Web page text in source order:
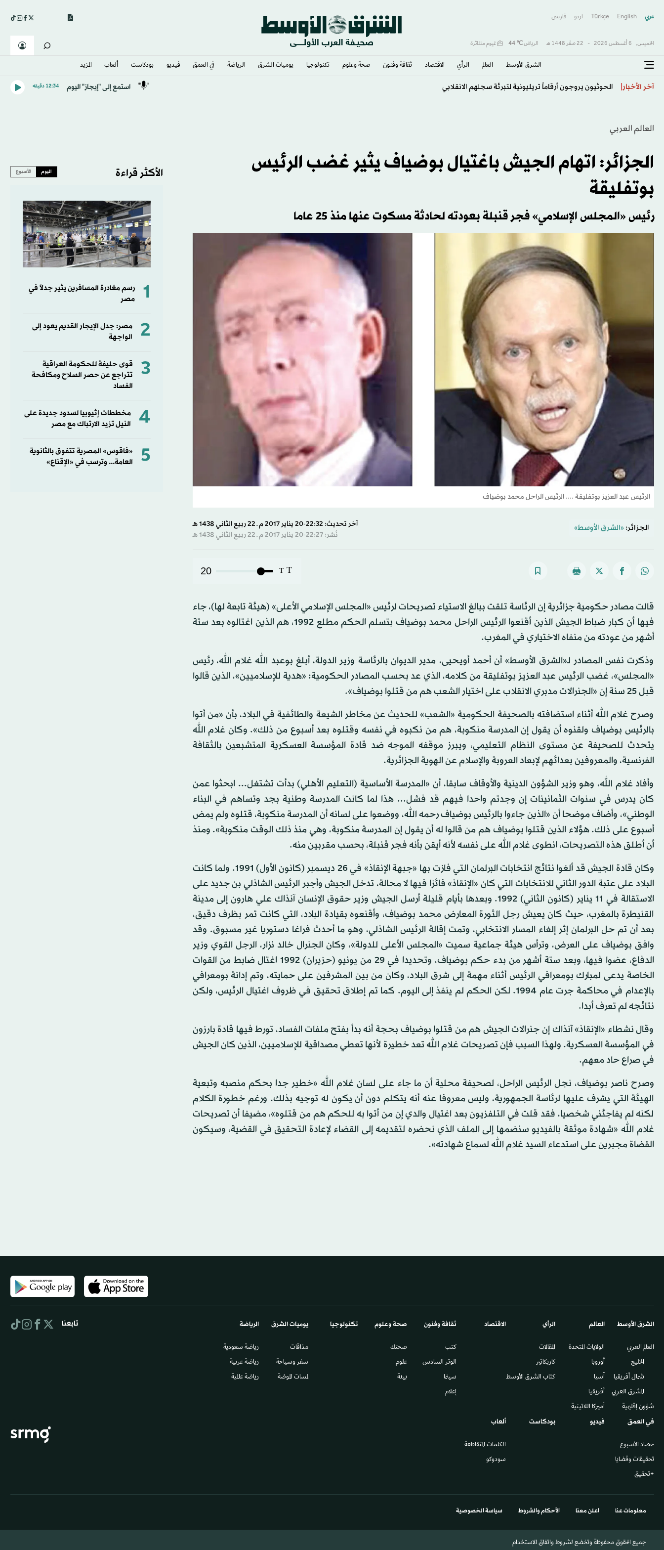
عربي English
Türkçe اردو فارسى
الخميس, 6 أغسطس 2026 - 22 صفَر 1448 هـ الرياض℃
44 غيوم متناثرة
الشرق الأوسط​ العالم الرأي الاقتصاد ثقافة وفنون صحة وعلوم تكنولوجيا يوميات الشرق​ الرياضة في العمق فيديو بودكاست ألعاب المزيد
آخر الأخبار
اليمن: الانقلابيون يكرّسون نهج الاستيلاء على الأملاك العامة في إب
استمع إلى "إيجاز" اليوم 12:34 دقيقه
العالم العربي
الجزائر: اتهام الجيش باغتيال بوضياف يثير غضب الرئيس
بوتفليقة
رئيس «المجلس الإسلامي» فجر قنبلة بعودته لحادثة مسكوت عنها منذ 25 عاما
الرئيس عبد العزيز بوتفليقة .... الرئيس الراحل محمد بوضياف
الجزائر: «الشرق الأوسط»
آخر تحديث: 22:32-20 يناير 2017 م ـ 22 ربيع الثاني 1438 هـ
نُشر: 22:27-20 يناير 2017 م ـ 22 ربيع الثاني 1438 هـ
T
T
20
قالت مصادر حكومية جزائرية إن الرئاسة تلقت ببالغ الاستياء تصريحات لرئيس «المجلس الإسلامي الأعلى» (هيئة تابعة لها)، جاء
فيها أن كبار ضباط الجيش الذين أقنعوا الرئيس الراحل محمد بوضياف بتسلم الحكم مطلع 1992، هم الذين اغتالوه بعد ستة
أشهر من عودته من منفاه الاختياري في المغرب.
وذكرت نفس المصادر لـ«الشرق الأوسط» أن أحمد أويحيى، مدير الديوان بالرئاسة وزير الدولة، أبلغ بوعبد الله غلام الله، رئيس
«المجلس»، غضب الرئيس عبد العزيز بوتفليقة من كلامه، الذي عد بحسب المصادر الحكومية: «هدية للإسلاميين»، الذين قالوا
قبل 25 سنة إن «الجنرالات مدبري الانقلاب على اختيار الشعب هم من قتلوا بوضياف».
وصرح غلام الله أثناء استضافته بالصحيفة الحكومية «الشعب» للحديث عن مخاطر الشيعة والطائفية في البلاد، بأن «من أتوا
بالرئيس بوضياف ولقنوه أن يقول إن المدرسة منكوبة، هم من نكبوه في نفسه وقتلوه بعد أسبوع من ذلك». وكان غلام الله
يتحدث للصحيفة عن مستوى النظام التعليمي، ويبرز موقفه الموجه ضد قادة المؤسسة العسكرية المتشبعين بالثقافة
الفرنسية، والمعروفين بعدائهم لإبعاد العروبة والإسلام عن الهوية الجزائرية.
وأفاد غلام الله، وهو وزير الشؤون الدينية والأوقاف سابقا، أن «المدرسة الأساسية (التعليم الأهلي) بدأت تشتغل... ابحثوا عمن
كان يدرس في سنوات الثمانينات إن وجدتم واحدا فيهم قد فشل... هذا لما كانت المدرسة وطنية بجد وتساهم في البناء
الوطني»، وأضاف موضحا أن «الذين جاءوا بالرئيس بوضياف رحمه الله، ووضعوا على لسانه أن المدرسة منكوبة، قتلوه ولم يمض
أسبوع على ذلك. هؤلاء الذين قتلوا بوضياف هم من قالوا له أن يقول إن المدرسة منكوبة، وهي منذ ذلك الوقت منكوبة». ومنذ
أن أطلق هذه التصريحات، انطوى غلام الله على نفسه لأنه أيقن بأنه فجر قنبلة، بحسب مقربين منه.
وكان قادة الجيش قد ألغوا نتائج انتخابات البرلمان التي فازت بها «جبهة الإنقاذ» في 26 ديسمبر (كانون الأول) 1991. ولما كانت
البلاد على عتبة الدور الثاني للانتخابات التي كان «الإنقاذ» فائزا فيها لا محالة، تدخل الجيش وأجبر الرئيس الشاذلي بن جديد على
الاستقالة في 11 يناير (كانون الثاني) 1992. وبعدها بأيام قليلة أرسل الجيش وزير حقوق الإنسان آنذاك علي هارون إلى مدينة
القنيطرة بالمغرب، حيث كان يعيش رجل الثورة المعارض محمد بوضياف، وأقنعوه بقيادة البلاد، التي كانت تمر بظرف دقيق،
بعد أن تم حل البرلمان إثر إلغاء المسار الانتخابي، وتمت إقالة الرئيس الشاذلي، وهو ما أحدث فراغا دستوريا غير مسبوق. وقد
وافق بوضياف على العرض، وترأس هيئة جماعية سميت «المجلس الأعلى للدولة»، وكان الجنرال خالد نزار، الرجل القوي وزير
الدفاع، عضوا فيها، وبعد ستة أشهر من بدء حكم بوضياف، وتحديدا في 29 من يونيو (حزيران) 1992 اغتال ضابط من القوات
الخاصة يدعى لمبارك بومعرافي الرئيس أثناء مهمة إلى شرق البلاد، وكان من بين المشرفين على حمايته، وتم إدانة بومعرافي
بالإعدام في محاكمة جرت عام 1994. لكن الحكم لم ينفذ إلى اليوم. كما تم إطلاق تحقيق في ظروف اغتيال الرئيس، ولكن
نتائجه لم تعرف أبدا.
وقال نشطاء «الإنقاذ» آنذاك إن جنرالات الجيش هم من قتلوا بوضياف بحجة أنه بدأ بفتح ملفات الفساد، تورط فيها قادة بارزون
في المؤسسة العسكرية. ولهذا السبب فإن تصريحات غلام الله تعد خطيرة لأنها تعطي مصداقية للإسلاميين، الذين كان الجيش
في صراع حاد معهم.
وصرح ناصر بوضياف، نجل الرئيس الراحل، لصحيفة محلية أن ما جاء على لسان غلام الله «خطير جدا بحكم منصبه وتبعية
الهيئة التي يشرف عليها لرئاسة الجمهورية، وليس معروفا عنه أنه يتكلم دون أن يكون له توجيه بذلك. ورغم خطورة الكلام
لكنه لم يفاجئني شخصيا، فقد قلت في التلفزيون بعد اغتيال والدي إن من أتوا به للحكم هم من قتلوه»، مضيفا أن تصريحات
غلام الله «شهادة موثقة بالفيديو سنضمها إلى الملف الذي نحضره لتقديمه إلى القضاء لإعادة التحقيق في القضية، وسيكون
القضاة مجبرين على استدعاء السيد غلام الله لسماع شهادته».
الأكثر قراءة اليوم الأسبوع
1
رسم مغادرة المسافرين يثير جدلاً في
مصر
2
مصر: جدل الإيجار القديم يعود إلى
الواجهة
3
قوى حليفة للحكومة العراقية
تتراجع عن حصر السلاح ومكافحة
الفساد
4
مخططات إثيوبيا لسدود جديدة على
النيل تزيد الارتباك مع مصر
5
«فاقوس» المصرية تتفوق بالثانوية
العامة... وترسب في «الإقناع»
الشرق الأوسط​
العالم العربي
الخليج
شمال أفريقيا
المشرق العربي
شؤون إقليمية
العالم
الولايات المتحدة
أوروبا
آسيا
أفريقيا
أميركا اللاتينية
الرأي
المقالات
كاريكاتير
كتاب الشرق الأوسط
الاقتصاد ثقافة وفنون
كتب
الوتر السادس​
سينما
إعلام
صحة وعلوم
صحتك
علوم
بيئة
تكنولوجيا يوميات الشرق​
مذاقات
سفر وسياحة
لمسات الموضة
الرياضة
رياضة سعودية
رياضة عربية
رياضة عالمية
في العمق
حصاد الأسبوع
تحقيقات وقضايا
+تحقيق
فيديو بودكاست ألعاب
الكلمات المتقاطعة
سودوكو
تابعنا
معلومات عنا اعلن معنا الأحكام والشروط سياسة الخصوصية
جميع الحقوق محفوظة وتخضع لشروط واتفاق الاستخدام